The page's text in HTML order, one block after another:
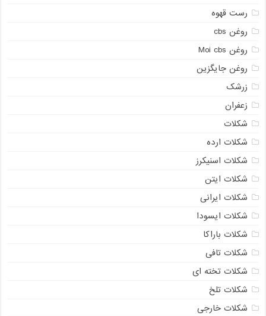
رست قهوه
روغن cbs
روغن Moi cbs
روغن جایگزین
زرشک
زعفران
شکلات
شکلات ارده
شکلات اسنیکرز
شکلات ایتن
شکلات ایرانی
شکلات ایسودا
شکلات باراکا
شکلات تافی
شکلات تخته ای
شکلات تلخ
شکلات خارجی